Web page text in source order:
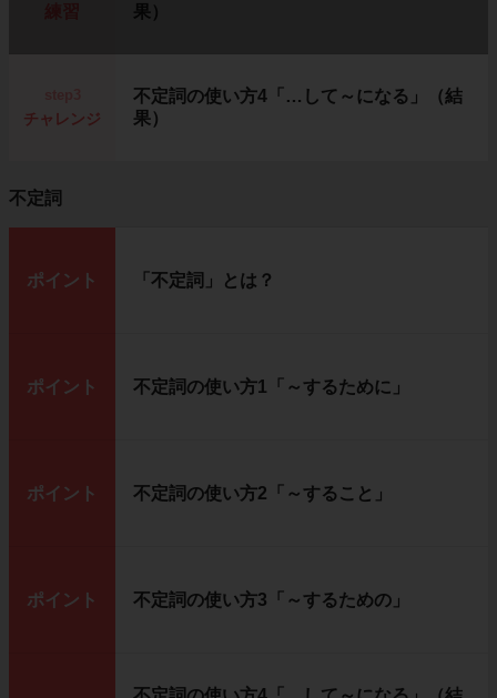
果）
チャレンジ
不定詞の使い方4「…して～になる」（結
果）
不定詞
ポイント 「不定詞」とは？
ポイント 不定詞の使い方1「～するために」
ポイント 不定詞の使い方2「～すること」
ポイント 不定詞の使い方3「～するための」